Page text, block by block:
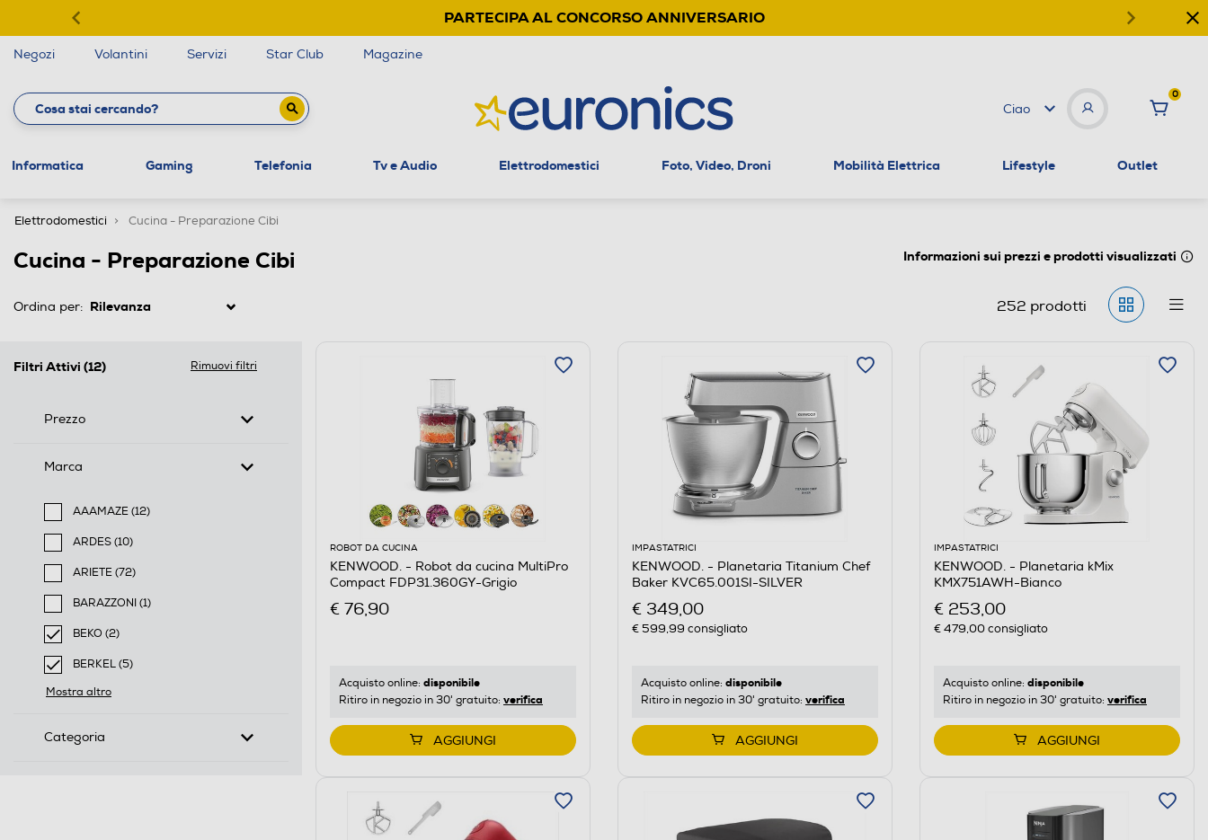
PARTECIPA AL CONCORSO ANNIVERSARIO
Negozi Volantini Servizi Star Club Magazine
Ciao
0
Informatica Gaming Telefonia Tv e Audio Elettrodomestici Foto, Video, Droni Mobilità Elettrica Lifestyle Outlet
Elettrodomestici Cucina - Preparazione Cibi
Cucina - Preparazione Cibi Informazioni sui prezzi e prodotti visualizzati
Ordina per: 252 prodotti
Filtri Attivi (12) Rimuovi filtri
Prezzo
Marca
AAAMAZE (12)
Filtra per Marca: AAAMAZE
ARDES (10)
Filtra per Marca: ARDES
ARIETE (72)
Filtra per Marca: ARIETE
BARAZZONI (1)
Filtra per Marca: BARAZZONI
BEKO (2)
selected Filtro applicato per Marca: BEKO
BERKEL (5)
selected Filtro applicato per Marca: BERKEL
Mostra altro
Categoria
ROBOT DA CUCINA
KENWOOD. - Robot da cucina MultiPro
Compact FDP31.360GY-Grigio
€ 76,90
Acquisto online: disponibile
Ritiro in negozio in 30' gratuito: verifica
AGGIUNGI
IMPASTATRICI
KENWOOD. - Planetaria Titanium Chef
Baker KVC65.001SI-SILVER
€ 349,00
€ 599,99 consigliato
Acquisto online: disponibile
Ritiro in negozio in 30' gratuito: verifica
AGGIUNGI
IMPASTATRICI
KENWOOD. - Planetaria kMix
KMX751AWH-Bianco
€ 253,00
€ 479,00consigliato
Acquisto online: disponibile
Ritiro in negozio in 30' gratuito: verifica
AGGIUNGI